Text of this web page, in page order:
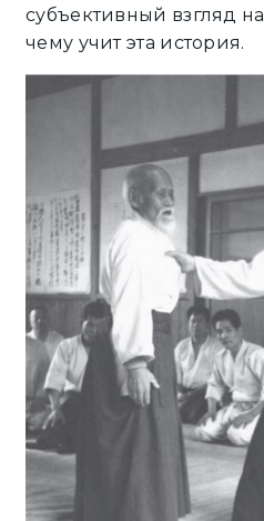
субъективный взгляд
чему учит эта история.